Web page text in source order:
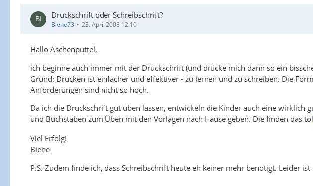
Druckschrift oder Schreibschrift?
Biene73 23. April 2008 12:10
Hallo Aschenputtel,
ich beginne auch immer mit der Druckschrift (und drücke mich dann so ein
Grund: Drucken ist einfacher und effektiver - zu lernen und zu schreiben. Die
Anforderungen sind nicht so hoch.
Da ich die Druckschrift gut üben lassen, entwickeln die Kinder auch eine
und Buchstaben zum Üben mit den Vorlagen nach Hause geben. Die finden das
Viel Erfolg!
Biene
P.S. Zudem finde ich, dass Schreibschrift heute eh keiner mehr benötigt. Leider